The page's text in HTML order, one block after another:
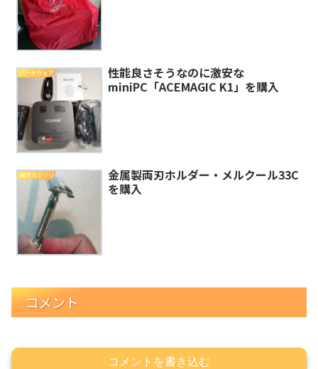
ハードウェア
性能良さそうなのに激安な
miniPC「ACEMAGIC K1」を購入
両刃カミソリ
金属製両刃ホルダー・メルクール33C
を購入
コメント
コメントを書き込む